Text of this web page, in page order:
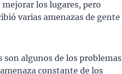
los lugares, pero
varias amenazas de gente
algunos de los problemas
constante de los